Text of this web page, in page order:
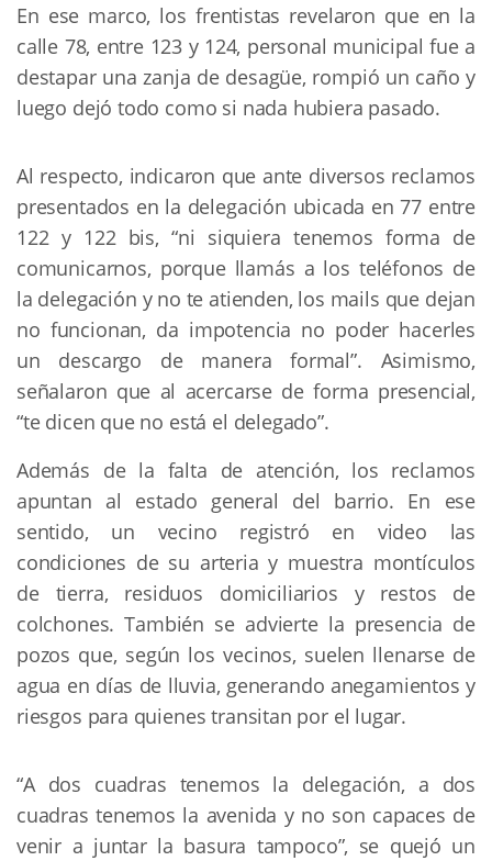
En ese marco, los frentistas revelaron que en la
calle 78, entre 123 y 124, personal municipal fue a
destapar una zanja de desagüe, rompió un caño y
luego dejó todo como si nada hubiera pasado.
Al respecto, indicaron que ante diversos reclamos
presentados en la delegación ubicada en 77 entre
122 y 122 bis, “ni siquiera tenemos forma de
comunicarnos, porque llamás a los teléfonos de
la delegación y no te atienden, los mails que dejan
no funcionan, da impotencia no poder hacerles
un descargo de manera formal”. Asimismo,
señalaron que al acercarse de forma presencial,
“te dicen que no está el delegado”.
Además de la falta de atención, los reclamos
apuntan al estado general del barrio. En ese
sentido, un vecino registró en video las
condiciones de su arteria y muestra montículos
de tierra, residuos domiciliarios y restos de
colchones. También se advierte la presencia de
pozos que, según los vecinos, suelen llenarse de
agua en días de lluvia, generando anegamientos y
riesgos para quienes transitan por el lugar.
“A dos cuadras tenemos la delegación, a dos
cuadras tenemos la avenida y no son capaces de
venir a juntar la basura tampoco”, se quejó un